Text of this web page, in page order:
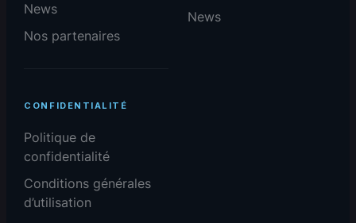
News
Nos partenaires
News
CONFIDENTIALITÉ
Politique de
confidentialité
Conditions générales
d’utilisation